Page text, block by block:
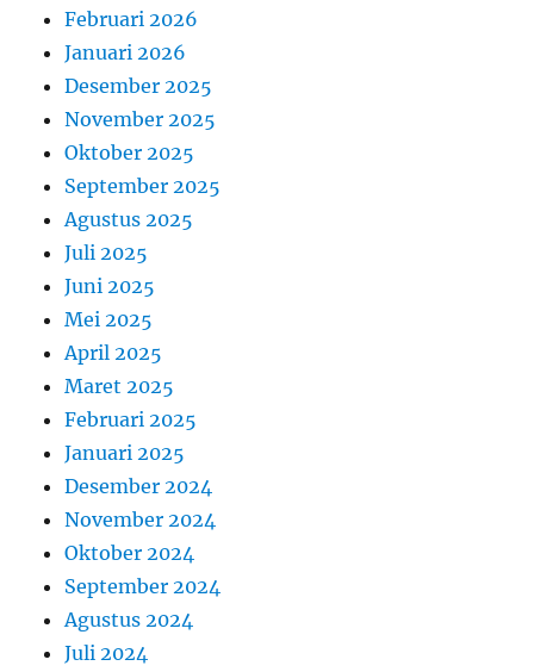
Februari 2026
Januari 2026
Desember 2025
November 2025
Oktober 2025
September 2025
Agustus 2025
Juli 2025
Juni 2025
Mei 2025
April 2025
Maret 2025
Februari 2025
Januari 2025
Desember 2024
November 2024
Oktober 2024
September 2024
Agustus 2024
Juli 2024